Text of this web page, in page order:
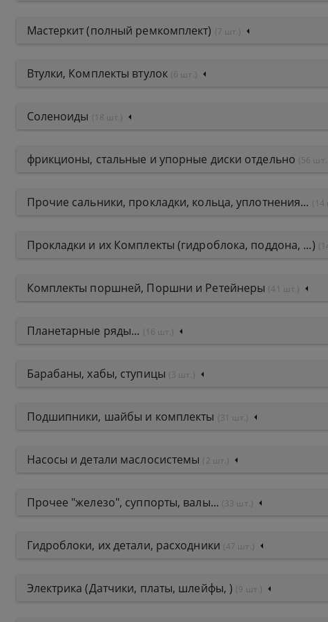
Мастеркит (полный ремкомплект) (7 шт.)
Втулки, Комплекты втулок (6 шт.)
Соленоиды (18 шт.)
фрикционы, стальные и упорные диски отдельно (56
Прочие сальники, прокладки, кольца, уплотнения... (14
Прокладки и их Комплекты (гидроблока, поддона, ...)
Комплекты поршней, Поршни и Ретейнеры (41 шт.)
Планетарные ряды... (16 шт.)
Барабаны, хабы, ступицы (3 шт.)
Подшипники, шайбы и комплекты (31 шт.)
Насосы и детали маслосистемы (2 шт.)
Прочее "железо", суппорты, валы... (33 шт.)
Гидроблоки, их детали, расходники (47 шт.)
Электрика (Датчики, платы, шлейфы, ) (9 шт.)